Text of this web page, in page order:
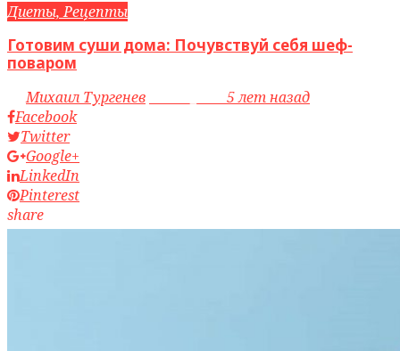
Диеты, Рецепты
Готовим суши дома: Почувствуй себя шеф-
поваром
byМихаил Тургенев
5 лет назад
Facebook
Twitter
Google+
LinkedIn
Pinterest
share